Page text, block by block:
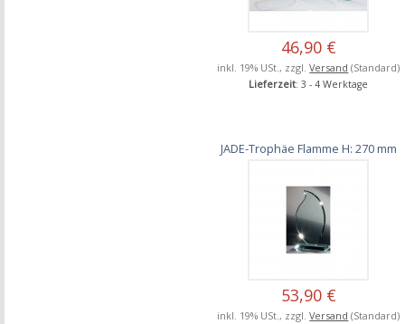
46,90 €
inkl. 19% USt., zzgl.Versand (Standard)
Lieferzeit: 3 - 4 Werktage
JADE-Trophäe Flamme H: 270 mm
53,90 €
inkl. 19% USt., zzgl.Versand (Standard)